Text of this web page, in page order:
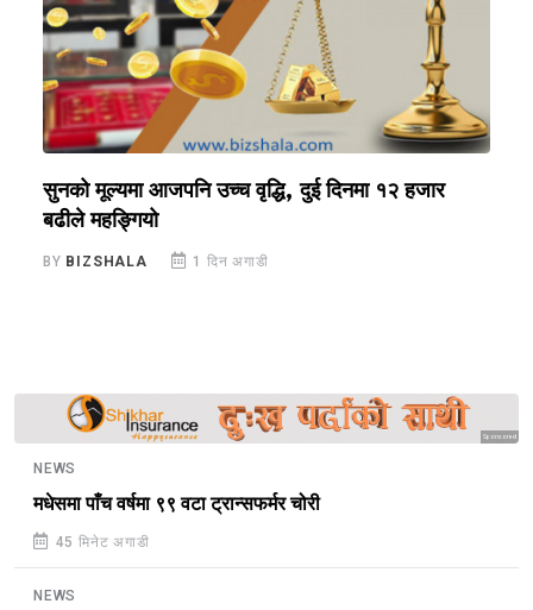
सुनको मूल्यमा आजपनि उच्च वृद्धि, दुई दिनमा १२ हजार
बढीले महङ्गियो
BY BIZSHALA 1 दिन अगाडी
Sponsored
NEWS
मधेसमा पाँच वर्षमा ९९ वटा ट्रान्सफर्मर चोरी
45 मिनेट अगाडी
NEWS